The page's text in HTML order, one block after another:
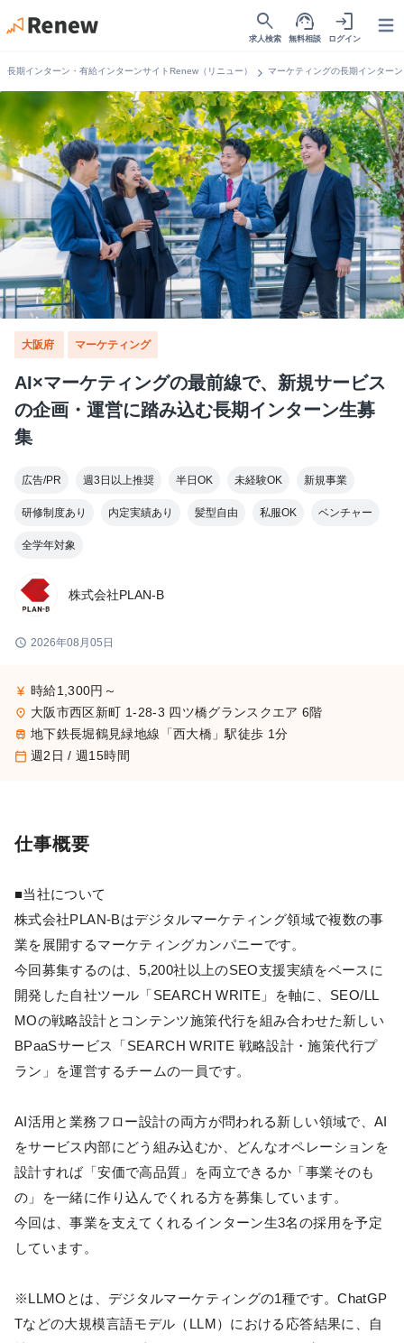
search
求人検索
support_agent
無料相談
login
ログイン
長期インターン・有給インターンサイトRenew（リニュー） chevron_right マーケティングの長期インター
大阪府 マーケティング
AI×マーケティングの最前線で、新規サービス
の企画・運営に踏み込む長期インターン生募
集
広告/PR 週3日以上推奨 半日OK 未経験OK 新規事業
研修制度あり 内定実績あり 髪型自由 私服OK ベンチャー
全学年対象
株式会社PLAN-B
schedule 2026年08月05日
currency_yen 時給1,300円～
place 大阪市西区新町 1-28-3 四ツ橋グランスクエア 6階
train 地下鉄長堀鶴見緑地線「西大橋」駅徒歩 1分
calendar_today 週2日 / 週15時間
仕事概要
■当社について
株式会社PLAN-Bはデジタルマーケティング領域で複数の事
業を展開するマーケティングカンパニーです。
今回募集するのは、5,200社以上のSEO支援実績をベースに
開発した自社ツール「SEARCH WRITE」を軸に、SEO/LL
MOの戦略設計とコンテンツ施策代行を組み合わせた新しい
BPaaSサービス「SEARCH WRITE 戦略設計・施策代行プ
ラン」を運営するチームの一員です。
AI活用と業務フロー設計の両方が問われる新しい領域で、AI
をサービス内部にどう組み込むか、どんなオペレーションを
設計すれば「安価で高品質」を両立できるか「事業そのも
の」を一緒に作り込んでくれる方を募集しています。
今回は、事業を支えてくれるインターン生3名の採用を予定
しています。
※LLMOとは、デジタルマーケティングの1種です。ChatGP
Tなどの大規模言語モデル（LLM）における応答結果に、自